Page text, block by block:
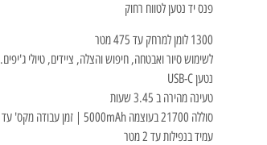
פנס יד נטען לטווח רחוק
1300 לומן למרחק עד 475 מטר
לשימוש סיור ואבטחה, חיפוש והצלה, ציידים, טיולי ג'יפים.
נטען USB-C
טעינה מהירה ב 3.45 שעות
סוללה 21700 בעוצמה 5000mAh | זמן עבודה מקס' עד 1500 שעות
עמיד בנפילות עד 2 מטר